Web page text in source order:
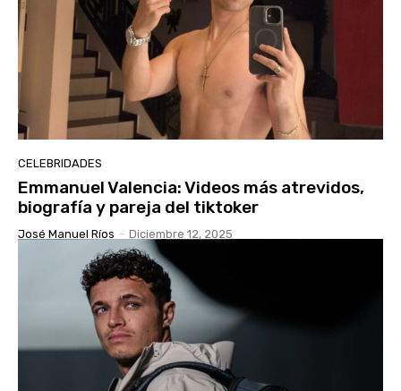
CELEBRIDADES
Emmanuel Valencia: Videos más atrevidos,
biografía y pareja del tiktoker
José Manuel Ríos - Diciembre 12, 2025